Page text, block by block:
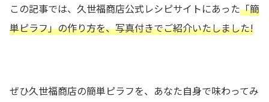
この記事では、久世福商店公式レシピサイトにあった「簡
単ピラフ」の作り方を、写真付きでご紹介いたしました!
ぜひ久世福商店の簡単ピラフを、あなた自身で味わってみ